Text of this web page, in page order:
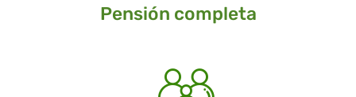
Pensión completa